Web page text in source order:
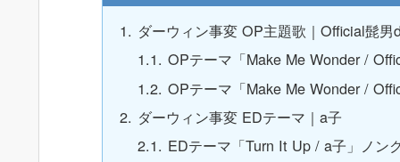
ダーウィン事変 OP主題歌｜Official髭男
OPテーマ「Make Me Wonder /
OPテーマ「Make Me Wonder /
ダーウィン事変 EDテーマ｜a子
EDテーマ「Turn It Up / a子」ノン